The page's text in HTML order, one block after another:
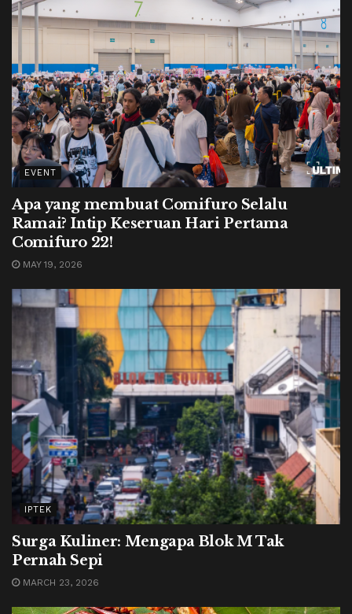
EVENT
Apa yang membuat Comifuro Selalu
Ramai? Intip Keseruan Hari Pertama
Comifuro 22!
MAY 19, 2026
IPTEK
Surga Kuliner: Mengapa Blok M Tak
Pernah Sepi
MARCH 23, 2026